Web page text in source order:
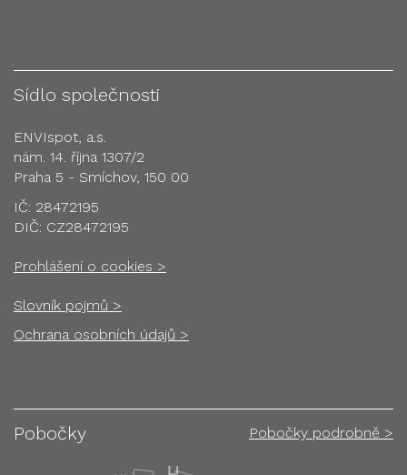
Sídlo společnosti
ENVIspot, a.s.
nám. 14. října 1307/2
Praha 5 - Smíchov, 150 00
IČ: 28472195
DIČ: CZ28472195
Prohlášení o cookies >
Slovník pojmů >
Ochrana osobních údajů >
Pobočky Pobočky podrobně >